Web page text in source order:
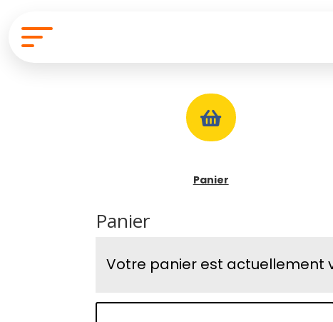

Panier
Panier
Votre panier est actuellement